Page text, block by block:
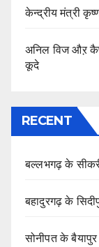
केन्द्रीय मंत्री
अनिल विज औऱ
कूदे
RECENT
बल्लभगढ़ के
बहादुरगढ़ के
सोनीपत के